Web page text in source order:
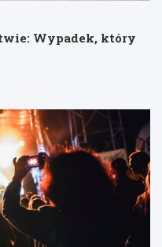
Wypadek, który